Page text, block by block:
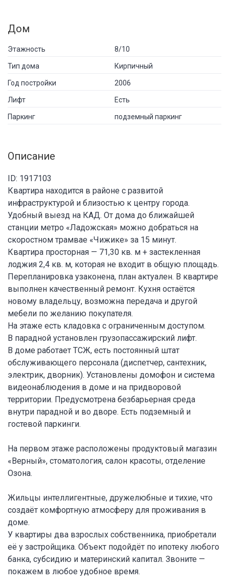
Дом
Этажность 8/10
Тип дома Кирпичный
Год постройки 2006
Лифт Есть
Паркинг подземный паркинг
Описание
ID: 1917103
Квартира находится в районе с развитой
инфраструктурой и близостью к центру города.
Удобный выезд на КАД. От дома до ближайшей
станции метро «Ладожская» можно добраться на
скоростном трамвае «Чижике» за 15 минут.
Квартира просторная — 71,30 кв. м + застекленная
лоджия 2,4 кв. м, которая не входит в общую площадь.
Перепланировка узаконена, план актуален. В квартире
выполнен качественный ремонт. Кухня остаётся
новому владельцу, возможна передача и другой
мебели по желанию покупателя.
На этаже есть кладовка с ограниченным доступом.
В парадной установлен грузопассажирский лифт.
В доме работает ТСЖ, есть постоянный штат
обслуживающего персонала (диспетчер, сантехник,
электрик, дворник). Установлены домофон и система
видеонаблюдения в доме и на придворовой
территории. Предусмотрена безбарьерная среда
внутри парадной и во дворе. Есть подземный и
гостевой паркинги.
На первом этаже расположены продуктовый магазин
«Верный», стоматология, салон красоты, отделение
Озона.
Жильцы интеллигентные, дружелюбные и тихие, что
создаёт комфортную атмосферу для проживания в
доме.
У квартиры два взрослых собственника, приобретали
её у застройщика. Объект подойдёт по ипотеку любого
банка, субсидию и материнский капитал. Звоните —
покажем в любое удобное время.